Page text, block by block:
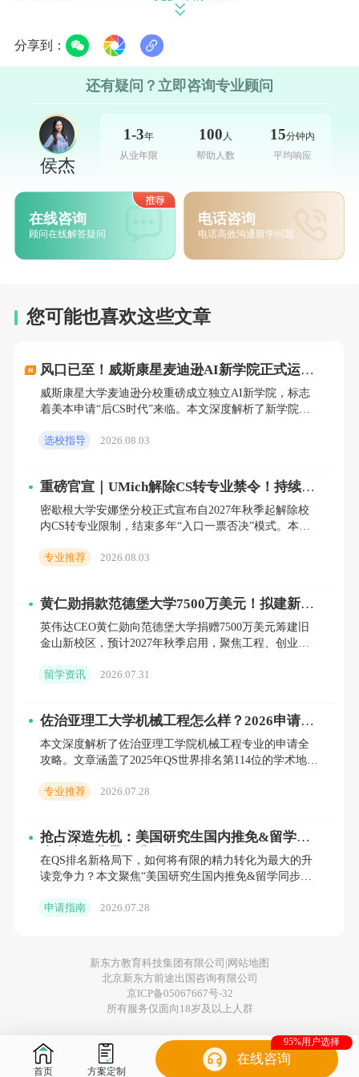
学术成绩
申请美国研究生项目，申请者需要具备与其相
匹配的本科学历背景。学校会通过申请者的成
要求GPA在3.0以上（满分4.0）。除了总体
域的课程成绩。
英语水平
这是无法避免的要求。大多数美国研究生院都
要求申请者提供TOEFL或者IELTS的成绩，以
考试成绩
要求也会有所不同。
推荐信和个人陈述
推荐信是衡量申请者综合素质的重要参考。一
般需要提供至少三封推荐信，推荐人通常是本
科阶段的教授或者实习工作中的直接上司。他
们需要从学术能力、研究潜力、工作表现等方
点和研究兴趣的机会。申请者需要清晰地表达
分享到：
还有疑问？立即咨询专业顾问
侯杰
1-3年
从业年限
100 人
帮助人数
15分钟内
平均响应
在线咨询
顾问在线解答疑问
电话咨询
电话高效沟通留学问题
您可能也喜欢这些文章
风口已至！威斯康星麦迪逊AI新学院正式运
营，2027/2028届理工科申请者必须关注
威斯康星大学麦迪逊分校重磅成立独立AI新学院，标志
着美本申请“后CS时代”来临。本文深度解析了新学院的
逻辑。针
选校指导 2026.08.03
重磅官宣｜UMich解除CS转专业禁令！持续3
年的“Gatekeeping”红利，彻底关闭
密歇根大学安娜堡分校正式宣布自2027年秋季起解除校
内CS转专业限制，结束多年“入口一票否决”模式。本文
家庭的
专业推荐 2026.08.03
黄仁勋捐款范德堡大学7500万美元！拟建新学
院押注"艺术+工程"交叉赛道
英伟达CEO黄仁勋向范德堡大学捐赠7500万美元筹建旧
金山新校区，预计2027年秋季启用，聚焦工程、创业与
风向，
留学资讯 2026.07.31
佐治亚理工大学机械工程怎么样？2026申请全
攻略与就业回报深度解析
本文深度解析了佐治亚理工学院机械工程专业的申请全
攻略。文章涵盖了2025年QS世界排名第114位的学术地
GRE
专业推荐 2026.07.28
抢占深造先机：美国研究生国内推免&留学同
步申请的背景提升全攻略
在QS排名新格局下，如何将有限的精力转化为最大的升
读竞争力？本文聚焦“美国研究生国内推免&留学同步申
留学文书中
申请指南 2026.07.28
新东方教育科技集团有限公司| 网站地图
北京新东方前途出国咨询有限公司
京ICP备05067667号-32
所有服务仅面向18岁及以上人群
首页 方案定制
在线咨询
95%用户选择